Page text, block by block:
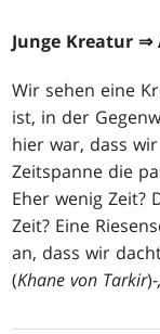
Junge Kreatur ⇒
Wir sehen eine
ist, in der
hier war, dass
Zeitspanne die
Eher wenig Zeit?
Zeit? Eine
an, dass wir
(Khane von Tarkir)-